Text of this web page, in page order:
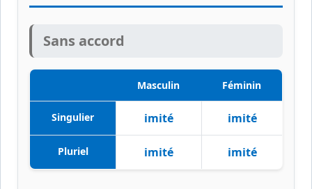
Sans accord
Masculin Féminin
Singulier imité imité
Pluriel imité imité